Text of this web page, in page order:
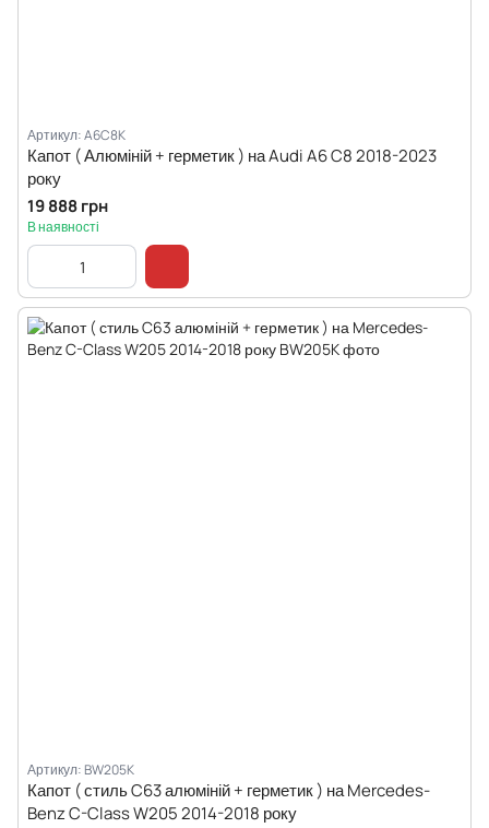
Артикул: A6C8K
Капот ( Алюміній + герметик ) на Audi A6 C8 2018-2023
року
19 888 грн
В наявності
Артикул: BW205K
Капот ( стиль C63 алюміній + герметик ) на Mercedes-
Benz C-Class W205 2014-2018 року